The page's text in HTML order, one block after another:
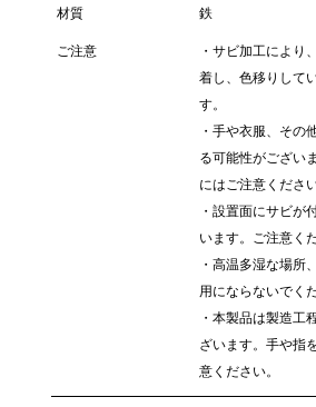
材質 鉄
ご注意
・サビ加工により
着し、色移りして
す。
・手や衣服、その
る可能性がござい
にはご注意ください
・設置面にサビが
います。ご注意く
・高温多湿な場所
用にならないでく
・本製品は製造工
ざいます。手や指
意ください。